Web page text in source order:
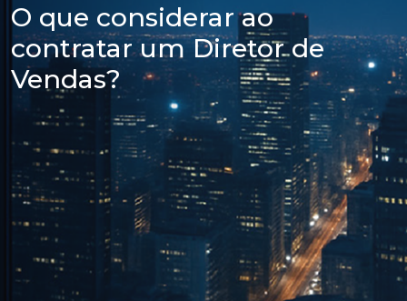
O que considerar ao
contratar um Diretor de
Vendas?